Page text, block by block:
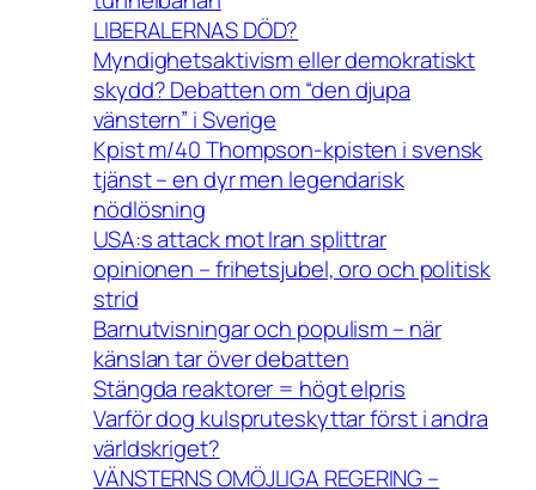
LIBERALERNAS DÖD?
Myndighetsaktivism eller demokratiskt
skydd? Debatten om “den djupa
vänstern” i Sverige
Kpist m/40 Thompson-kpisten i svensk
tjänst – en dyr men legendarisk
nödlösning
USA:s attack mot Iran splittrar
opinionen – frihetsjubel, oro och politisk
strid
Barnutvisningar och populism – när
känslan tar över debatten
Stängda reaktorer = högt elpris
Varför dog kulspruteskyttar först i andra
världskriget?
VÄNSTERNS OMÖJLIGA REGERING –